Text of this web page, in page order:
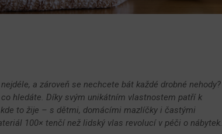
a zároveň se nechcete bát každé drobné nehody?
hledáte. Díky svým unikátním vlastnostem patří k
to žije – s dětmi, domácími mazlíčky i častými
100× tenčí než lidský vlas revolucí v péči o nábytek.